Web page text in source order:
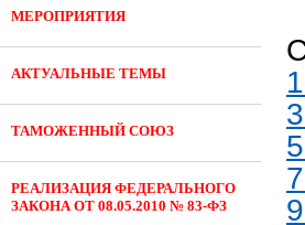
МЕРОПРИЯТИЯ
АКТУАЛЬНЫЕ ТЕМЫ
ТАМОЖЕННЫЙ СОЮЗ
РЕАЛИЗАЦИЯ ФЕДЕРАЛЬНОГО
ЗАКОНА ОТ 08.05.2010 № 83-ФЗ